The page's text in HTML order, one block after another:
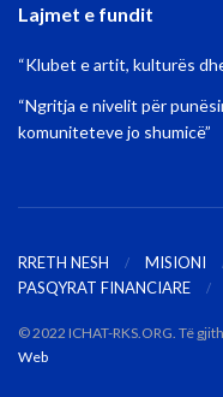
Lajmet e fundit
“Klubet e artit, kulturës
“Ngritja e nivelit për
komuniteteve jo shumicë”
RRETH NESH MISIONI
PASQYRAT FINANCIARE
© 2022 ICHAT-RKS.ORG. Të
Web